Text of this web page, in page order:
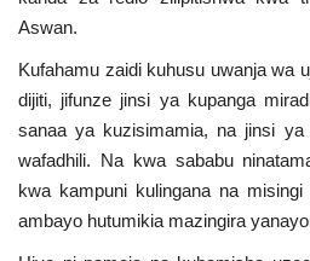
Aswan.
Kufahamu zaidi kuhusu uwanja wa
dijiti, jifunze jinsi ya kupanga
sanaa ya kuzisimamia, na jinsi
wafadhili. Na kwa sababu
kwa kampuni kulingana na
ambayo hutumikia mazingira